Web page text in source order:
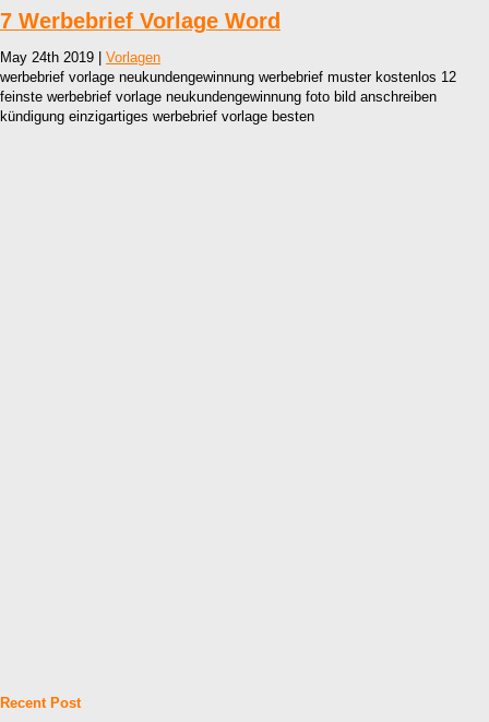
7 Werbebrief Vorlage Word
May 24th 2019 | Vorlagen
werbebrief vorlage neukundengewinnung werbebrief muster kostenlos 12
feinste werbebrief vorlage neukundengewinnung foto bild anschreiben
kündigung einzigartiges werbebrief vorlage besten
Recent Post